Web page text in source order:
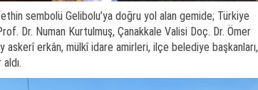
sembolü Gelibolu’ya doğru yol alan gemide; Türkiye
Dr. Numan Kurtulmuş, Çanakkale Valisi Doç. Dr. Ömer
erkân, mülkî idare amirleri, ilçe belediye başkanları,